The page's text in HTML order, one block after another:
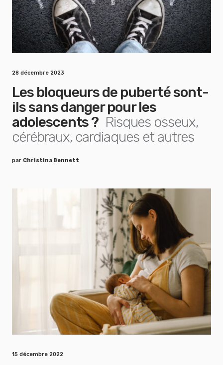
28 décembre 2023
Les bloqueurs de puberté sont-
ils sans danger pour les
adolescents ? Risques osseux,
cérébraux, cardiaques et autres
par Christina Bennett
15 décembre 2022